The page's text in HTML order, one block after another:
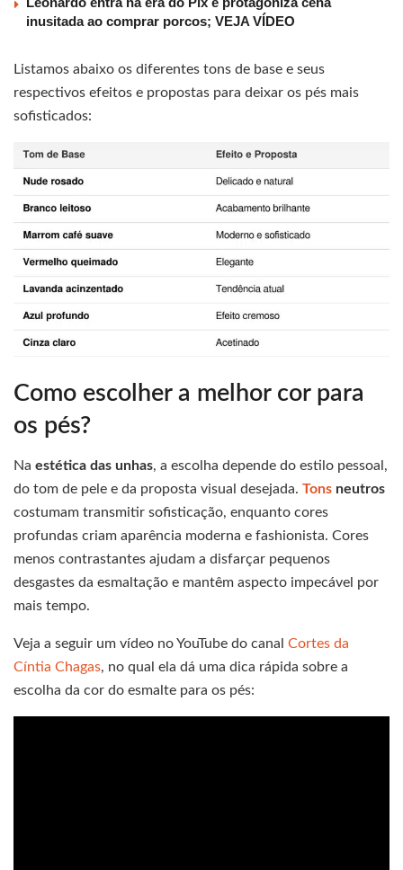
inusitada ao comprar porcos; VEJA VÍDEO
Listamos abaixo os diferentes tons de base e seus
respectivos efeitos e propostas para deixar os pés mais
sofisticados:
Como escolher a melhor cor para
os pés?
Na estética das unhas, a escolha depende do estilo pessoal,
do tom de pele e da proposta visual desejada. Tons neutros
costumam transmitir sofisticação, enquanto cores
profundas criam aparência moderna e fashionista. Cores
menos contrastantes ajudam a disfarçar pequenos
desgastes da esmaltação e mantêm aspecto impecável por
mais tempo.
Veja a seguir um vídeo no YouTube do canal Cortes da
Cíntia Chagas, no qual ela dá uma dica rápida sobre a
escolha da cor do esmalte para os pés: